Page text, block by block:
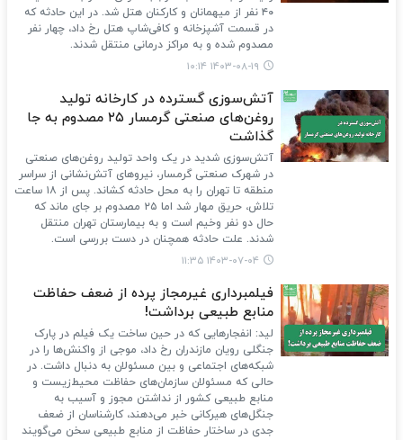
۴۰ نفر از میهمانان و کارکنان هتل شد. در این حادثه که
در قسمت آشپزخانه و کافی‌شاپ هتل رخ داد، چهار نفر
مصدوم شده و به مراکز درمانی منتقل شدند.
۱۴۰۳-۰۸-۱۹ ۱۰:۱۴
آتش‌سوزی گسترده در کارخانه تولید
روغن‌های صنعتی گرمسار ۲۵ مصدوم به جا
گذاشت
آتش‌سوزی شدید در یک واحد تولید روغن‌های صنعتی
در شهرک صنعتی گرمسار، نیروهای آتش‌نشانی از سراسر
منطقه تا تهران را به محل حادثه کشاند. پس از ۱۸ ساعت
تلاش، حریق مهار شد اما ۲۵ مصدوم بر جای ماند که
حال دو نفر وخیم است و به بیمارستان تهران منتقل
شدند. علت حادثه همچنان در دست بررسی است.
۱۴۰۳-۰۷-۰۴ ۱۱:۳۵
فیلمبرداری غیرمجاز پرده از ضعف حفاظت
منابع طبیعی برداشت!
لید: انفجارهایی که در حین ساخت یک فیلم در پارک
جنگلی رویان مازندران رخ داد، موجی از واکنش‌ها را در
شبکه‌های اجتماعی و بین مسئولان به دنبال داشت. در
حالی که مسئولان سازمان‌های حفاظت محیط‌زیست و
منابع طبیعی کشور از نداشتن مجوز و آسیب به
جنگل‌های هیرکانی خبر می‌دهند، کارشناسان از ضعف
جدی در ساختار حفاظت از منابع طبیعی سخن می‌گویند